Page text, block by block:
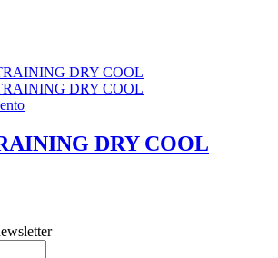
DRY COOL